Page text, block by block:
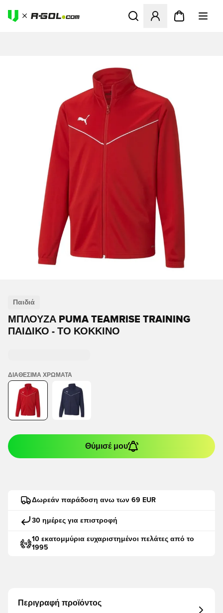
Ανοίγει ένα Modal για να
Παιδιά
ΜΠΛΟΎΖΑ PUMA TEAMRISE TRAINING
ΠΑΙΔΙΚΌ - ΤΟ ΚΌΚΚΙΝΟ
ΔΙΑΘΈΣΙΜΑ ΧΡΏΜΑΤΑ
Θύμισέ μου
Δωρεάν παράδοση ανω των 69 EUR
30 ημέρες για επιστροφή
10 εκατομμύρια ευχαριστημένοι πελάτες από το
1995
Περιγραφή προϊόντος